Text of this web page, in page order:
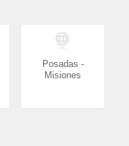
Posadas -
Misiones